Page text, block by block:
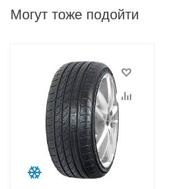
Могут тоже подойти